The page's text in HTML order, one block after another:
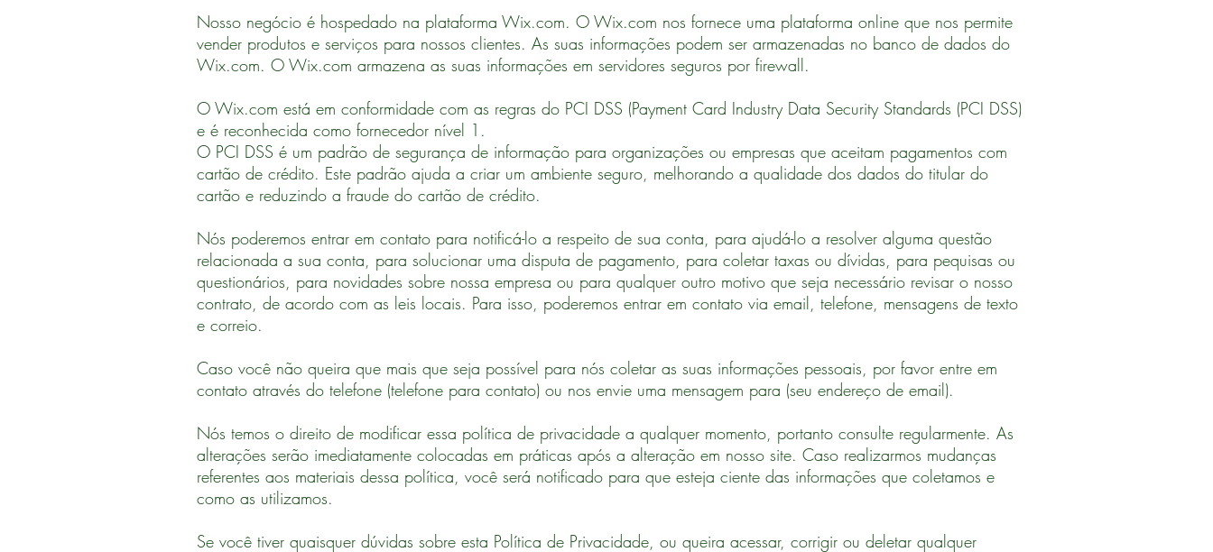
Nosso negócio é hospedado na plataforma Wix.com. O Wix.com nos fornece uma plataforma online que nos permite
vender produtos e serviços para nossos clientes. As suas informações podem ser armazenadas no banco de dados do
Wix.com. O Wix.com armazena as suas informações em servidores seguros por firewall.
O Wix.com está em conformidade com as regras do PCI DSS (Payment Card Industry Data Security Standards (PCI DSS)
e é reconhecida como fornecedor nível 1.
O PCI DSS é um padrão de segurança de informação para organizações ou empresas que aceitam pagamentos com
cartão de crédito. Este padrão ajuda a criar um ambiente seguro, melhorando a qualidade dos dados do titular do
cartão e reduzindo a fraude do cartão de crédito.
Nós poderemos entrar em contato para notificá-lo a respeito de sua conta, para ajudá-lo a resolver alguma questão
relacionada a sua conta, para solucionar uma disputa de pagamento, para coletar taxas ou dívidas, para pequisas ou
questionários, para novidades sobre nossa empresa ou para qualquer outro motivo que seja necessário revisar o nosso
contrato, de acordo com as leis locais. Para isso, poderemos entrar em contato via email, telefone, mensagens de texto
e correio.
Caso você não queira que mais que seja possível para nós coletar as suas informações pessoais, por favor entre em
contato através do telefone (telefone para contato) ou nos envie uma mensagem para (seu endereço de email).
Nós temos o direito de modificar essa política de privacidade a qualquer momento, portanto consulte regularmente. As
alterações serão imediatamente colocadas em práticas após a alteração em nosso site. Caso realizarmos mudanças
referentes aos materiais dessa política, você será notificado para que esteja ciente das informações que coletamos e
como as utilizamos.
Se você tiver quaisquer dúvidas sobre esta Política de Privacidade, ou queira acessar, corrigir ou deletar qualquer